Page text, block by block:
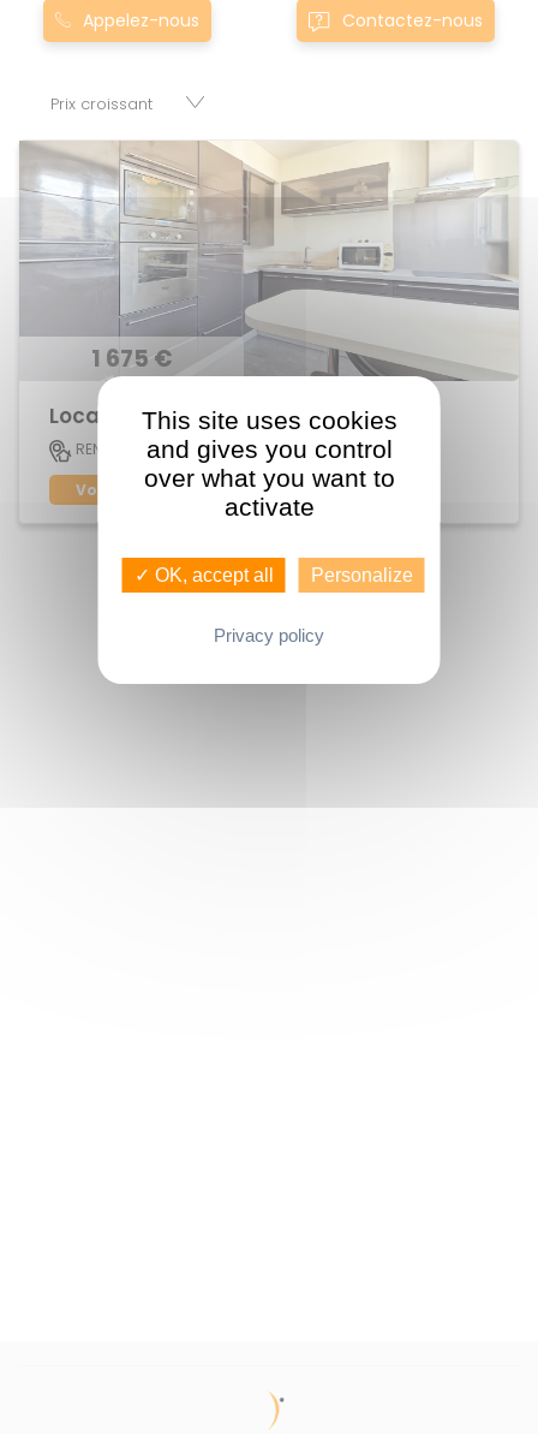
Appelez-nous Contactez-nous
1 675 €
Location Maison Patton
RENNES 6
105 M2
Voir le bien
This site uses cookies
and gives you control
over what you want to
activate
✓ OK, accept all Personalize
Privacy policy